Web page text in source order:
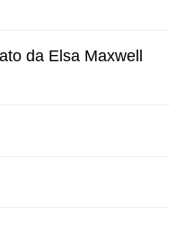
da Elsa Maxwell